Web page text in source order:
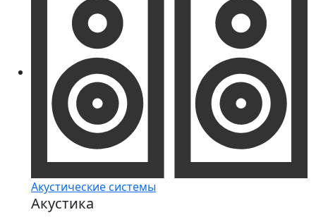
Акустические системы
Акустика